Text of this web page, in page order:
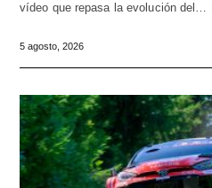
vídeo que repasa la evolución del…
5 agosto, 2026